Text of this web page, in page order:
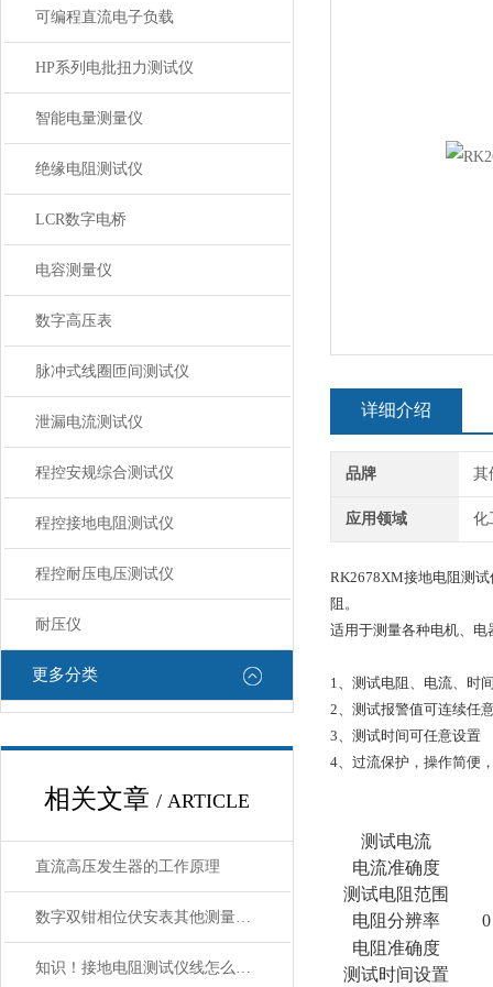
可编程直流电子负载
HP系列电批扭力测试仪
智能电量测量仪
绝缘电阻测试仪
LCR数字电桥
电容测量仪
数字高压表
脉冲式线圈匝间测试仪
泄漏电流测试仪
程控安规综合测试仪
程控接地电阻测试仪
程控耐压电压测试仪
耐压仪
更多分类
相关文章 / ARTICLE
直流高压发生器的工作原理
数字双钳相位伏安表其他测量功能
知识！接地电阻测试仪线怎么接？
详细介绍
品牌 其
应用领域 化
RK2678XM接地电阻测
阻。
适用于测量各种电机、
1、测试电阻、电流、时
2、测试报警值可连续任
3、测试时间可任意设置
4、过流保护，操作简便
测试电流
电流准确度
测试电阻范围
电阻分辨率
电阻准确度
测试时间设置